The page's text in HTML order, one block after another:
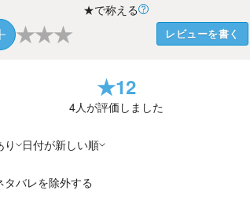
★で称える
★★★ レビューを書く
★12
4人が評価しました
り 日付が新しい順
タバレを除外する